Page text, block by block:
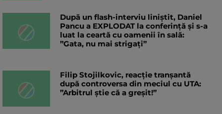
După un flash-interviu liniștit, Daniel
Pancu a EXPLODAT la conferință și s-a
luat la ceartă cu oamenii în sală:
”Gata, nu mai strigați”
Filip Stojilkovic, reacție tranșantă
după controversa din meciul cu UTA:
”Arbitrul știe că a greșit!”